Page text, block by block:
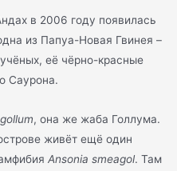
в 2006 году появилась
из Папуа-Новая Гвинея –
её чёрно-красные
Саурона.
, она же жаба Голлума.
живёт ещё один
Ansonia smeagol. Там